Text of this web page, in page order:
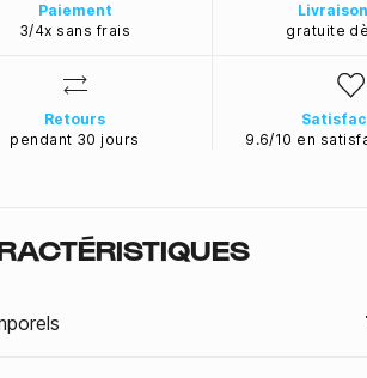
Paiement
3/4x sans frais
gratuite
Retours
pendant 30 jours
9.6/10 en